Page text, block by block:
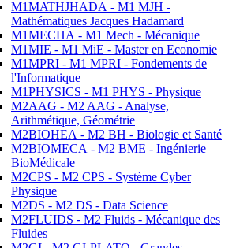
M1MATHJHADA - M1 MJH -
Mathématiques Jacques Hadamard
M1MECHA - M1 Mech - Mécanique
M1MIE - M1 MiE - Master en Economie
M1MPRI - M1 MPRI - Fondements de
l'Informatique
M1PHYSICS - M1 PHYS - Physique
M2AAG - M2 AAG - Analyse,
Arithmétique, Géométrie
M2BIOHEA - M2 BH - Biologie et Santé
M2BIOMECA - M2 BME - Ingénierie
BioMédicale
M2CPS - M2 CPS - Système Cyber
Physique
M2DS - M2 DS - Data Science
M2FLUIDS - M2 Fluids - Mécanique des
Fluides